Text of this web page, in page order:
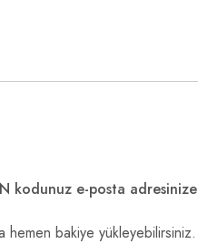
kodunuz e-posta adresinize
hemen bakiye yükleyebilirsiniz.